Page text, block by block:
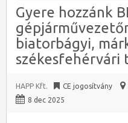
Gyere hozzánk
biatorbágyi,
székesfehérvári
HAPP Kft. CE jogosítvány
8 dec 2025